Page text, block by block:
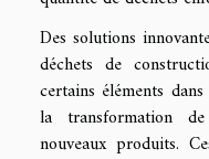
Des solutions
déchets de
certains éléments
la transformation
nouveaux produits.